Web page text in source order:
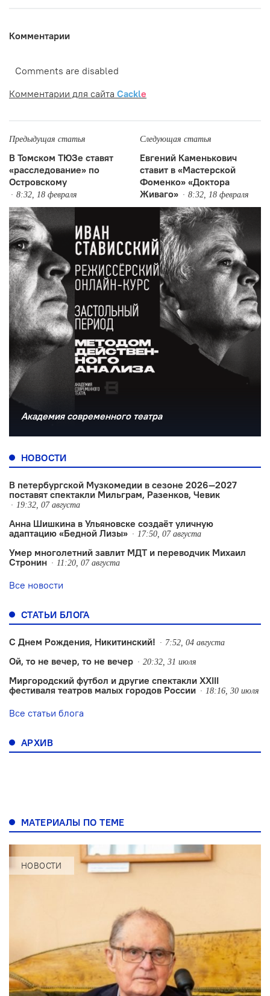
Комментарии
Comments are disabled
Комментарии для сайта Cackle
Предыдущая статья
В Томском ТЮЗе ставят
«расследование» по
Островскому
8:32, 18 февраля
Следующая статья
Евгений Каменькович
ставит в «Мастерской
Фоменко» «Доктора
Живаго»
8:32, 18 февраля
Академия современного театра
НОВОСТИ
В петербургской Музкомедии в сезоне 2026—2027
поставят спектакли Мильграм, Разенков, Чевик
19:32, 07 августа
Анна Шишкина в Ульяновске создаëт уличную
адаптацию «Бедной Лизы»
17:50, 07 августа
Умер многолетний завлит МДТ и переводчик Михаил
Стронин
11:20, 07 августа
Все новости
СТАТЬИ БЛОГА
С Днем Рождения, Никитинский! 7:52, 04 августа
Ой, то не вечер, то не вечер 20:32, 31 июля
Миргородский футбол и другие спектакли XXIII
фестиваля театров малых городов России
18:16, 30 июля
Все статьи блога
АРХИВ
МАТЕРИАЛЫ ПО ТЕМЕ
НОВОСТИ